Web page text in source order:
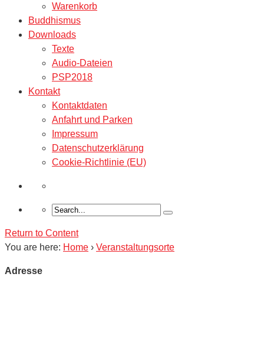
Warenkorb
Buddhismus
Downloads
Texte
Audio-Dateien
PSP2018
Kontakt
Kontaktdaten
Anfahrt und Parken
Impressum
Datenschutzerklärung
Cookie-Richtlinie (EU)
Return to Content
You are here: Home › Veranstaltungsorte
Adresse